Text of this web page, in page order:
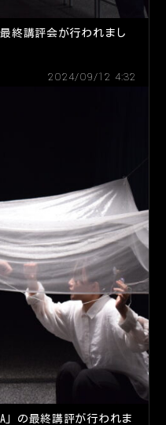
終講評会が行われまし
2024/09/12 4:32
の最終講評が行われま